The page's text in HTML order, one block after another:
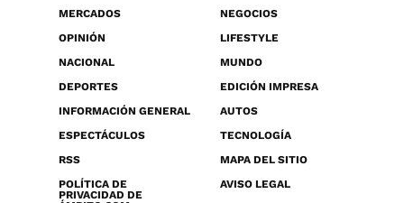
MERCADOS
NEGOCIOS
OPINIÓN
LIFESTYLE
NACIONAL
MUNDO
DEPORTES
EDICIÓN IMPRESA
INFORMACIÓN GENERAL
AUTOS
ESPECTÁCULOS
TECNOLOGÍA
RSS
MAPA DEL SITIO
POLÍTICA DE
PRIVACIDAD DE
AVISO LEGAL